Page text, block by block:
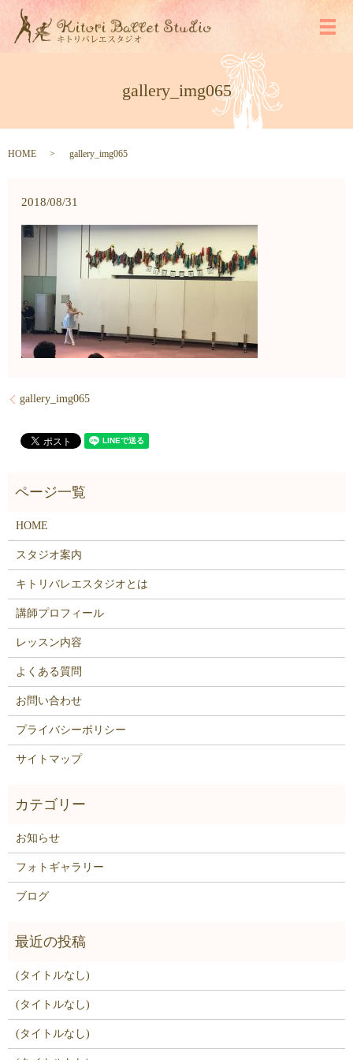
メ
gallery_img065
HOME gallery_img065
2018/08/31
gallery_img065
HOME
スタジオ案内
キトリバレエスタジオとは
講師プロフィール
レッスン内容
よくある質問
お問い合わせ
プライバシーポリシー
サイトマップ
お知らせ
フォトギャラリー
ブログ
(タイトルなし)
(タイトルなし)
(タイトルなし)